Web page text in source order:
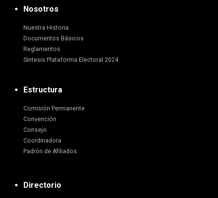
Nosotros
Nuestra Historia
Documentos Básicos
Reglamentos
Síntesis Plataforma Electoral 2024
Estructura
Comisión Permanente
Convención
Consejo
Coordinadora
Padrón de Afiliados
Directorio